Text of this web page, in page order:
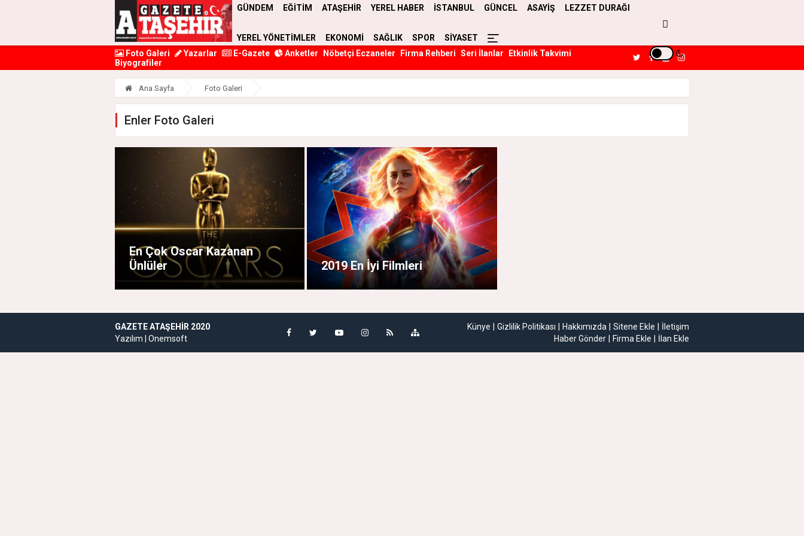
GÜNDEM EĞİTİM ATAŞEHİR YEREL HABER İSTANBUL GÜNCEL ASAYİŞ LEZZET DURAĞI
YEREL YÖNETİMLER EKONOMİ SAĞLIK SPOR
SİYASET
Foto Galeri
Yazarlar E-Gazete Anketler Nöbetçi Eczaneler Firma Rehberi Seri İlanlar
Etkinlik Takvimi
Biyografiler
Ana Sayfa Foto Galeri
Enler Foto Galeri
En Çok Oscar Kazanan
Ünlüler
2019 En İyi Filmleri
GAZETE ATAŞEHIR 2020
Yazılım | Onemsoft
Künye Gizlilik Politikası Hakkımızda Sitene Ekle
İletişim
Haber Gönder
Firma Ekle İlan Ekle